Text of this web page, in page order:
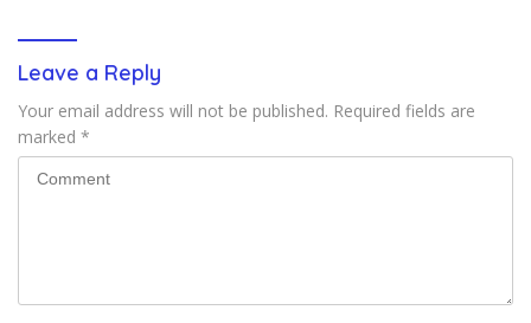
Leave a Reply
Your email address will not be published. Required fields are
marked *